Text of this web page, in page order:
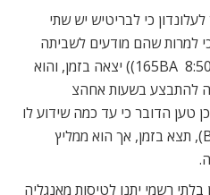
כי לבריטיש יש שתי
למרות שהם מודעים לשביתה
הכללית בישראל, טיסת הבוקר (8:50  165BA)) יצאה בזמן, והוא
להתבצע בשעות אחהצ
טען הדובר כי עד כמה שידוע לו 
גם טיסת הלילה (22:30  163 BA), תצא בזמן, אך הוא ממליץ
רשמי יתנו לטיסות מאנגליה